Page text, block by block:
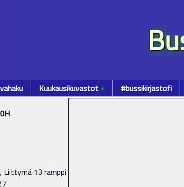
Kuukausikuvastot٭ #bussikirjastofi
, Liittymä 13 ramppi